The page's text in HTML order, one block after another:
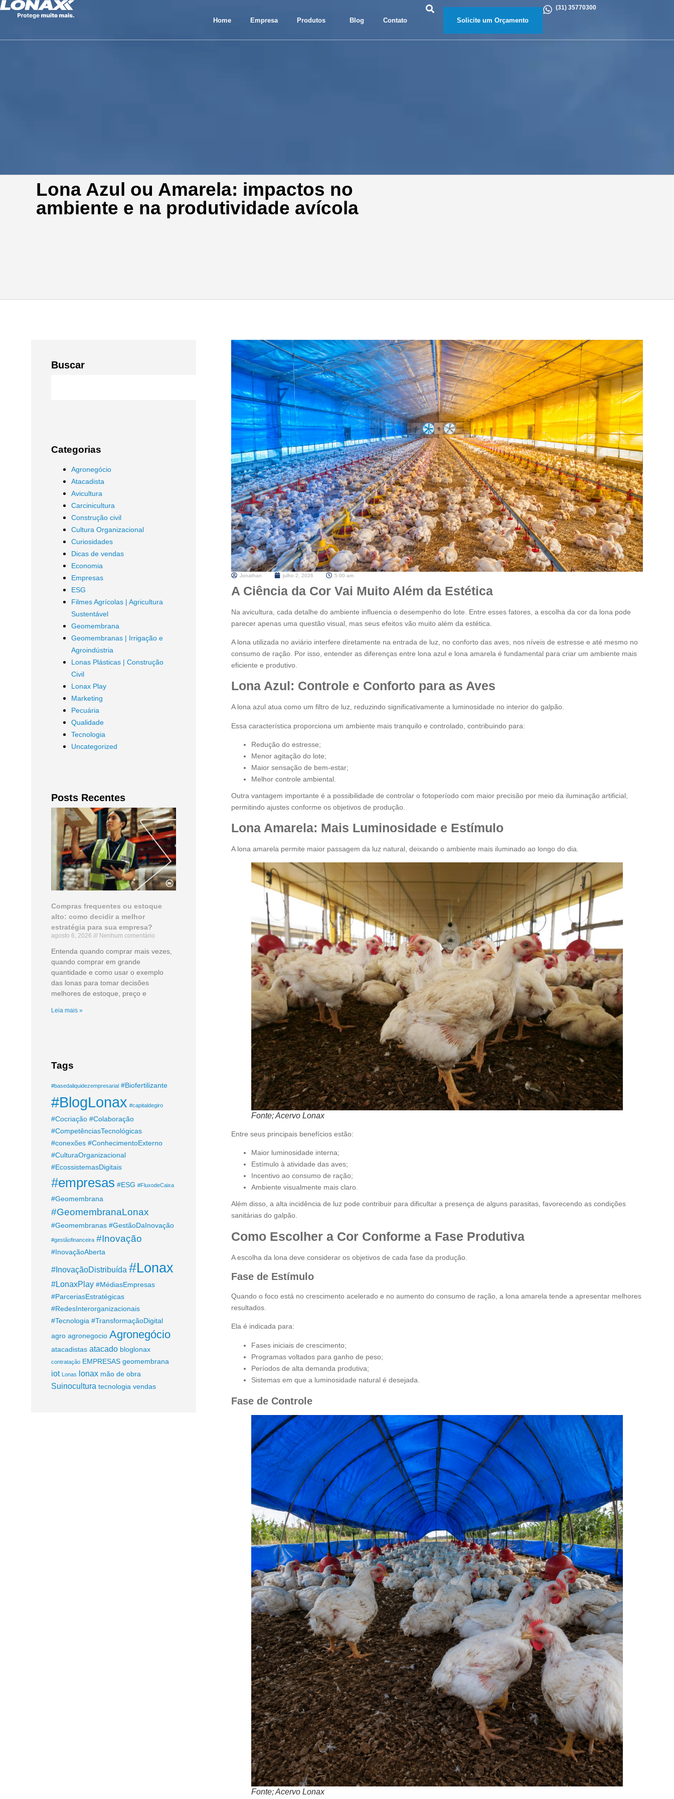
Home Empresa Produtos Blog Contato Solicite um Orçamento
(31) 35770300
Lona Azul ou Amarela: impactos no
ambiente e na produtividade avícola
Buscar
Categorias
Agronegócio
Atacadista
Avicultura
Carcinicultura
Construção civil
Cultura Organizacional
Curiosidades
Dicas de vendas
Economia
Empresas
ESG
Filmes Agrícolas | Agricultura
Sustentável
Geomembrana
Geomembranas | Irrigação e
Agroindústria
Lonas Plásticas | Construção
Civil
Lonax Play
Marketing
Pecuária
Qualidade
Tecnologia
Uncategorized
Posts Recentes
Compras frequentes ou estoque
alto: como decidir a melhor
estratégia para sua empresa?
agosto 6, 2026 Nenhum comentário
Entenda quando comprar mais vezes,
quando comprar em grande
quantidade e como usar o exemplo
das lonas para tomar decisões
melhores de estoque, preço e
Leia mais »
Tags
#basedaliquidezempresarial #Biofertilizante
#BlogLonax #capitaldegiro
#Cocriação #Colaboração
#CompetênciasTecnológicas
#conexões #ConhecimentoExterno
#CulturaOrganizacional
#EcossistemasDigitais
#empresas #ESG #FluxodeCaixa
#Geomembrana
#GeomembranaLonax
#Geomembranas #GestãoDaInovação
#gestãofinanceira #Inovação
#InovaçãoAberta
#InovaçãoDistribuída #Lonax
#LonaxPlay #MédiasEmpresas
#ParceriasEstratégicas
#RedesInterorganizacionais
#Tecnologia #TransformaçãoDigital
agro agronegocio Agronegócio
atacadistas atacado bloglonax
contratação EMPRESAS geomembrana
iot Lonas lonax mão de obra
Suinocultura tecnologia vendas
Jonathan julho 2, 2026 5:00 am
A Ciência da Cor Vai Muito Além da Estética
Na avicultura, cada detalhe do ambiente influencia o desempenho do lote. Entre esses fatores, a escolha da cor da lona pode
parecer apenas uma questão visual, mas seus efeitos vão muito além da estética.
A lona utilizada no aviário interfere diretamente na entrada de luz, no conforto das aves, nos níveis de estresse e até mesmo no
consumo de ração. Por isso, entender as diferenças entre lona azul e lona amarela é fundamental para criar um ambiente mais
eficiente e produtivo.
Lona Azul: Controle e Conforto para as Aves
A lona azul atua como um filtro de luz, reduzindo significativamente a luminosidade no interior do galpão.
Essa característica proporciona um ambiente mais tranquilo e controlado, contribuindo para:
Redução do estresse;
Menor agitação do lote;
Maior sensação de bem-estar;
Melhor controle ambiental.
Outra vantagem importante é a possibilidade de controlar o fotoperíodo com maior precisão por meio da iluminação artificial,
permitindo ajustes conforme os objetivos de produção.
Lona Amarela: Mais Luminosidade e Estímulo
A lona amarela permite maior passagem da luz natural, deixando o ambiente mais iluminado ao longo do dia.
Fonte; Acervo Lonax
Entre seus principais benefícios estão:
Maior luminosidade interna;
Estímulo à atividade das aves;
Incentivo ao consumo de ração;
Ambiente visualmente mais claro.
Além disso, a alta incidência de luz pode contribuir para dificultar a presença de alguns parasitas, favorecendo as condições
sanitárias do galpão.
Como Escolher a Cor Conforme a Fase Produtiva
A escolha da lona deve considerar os objetivos de cada fase da produção.
Fase de Estímulo
Quando o foco está no crescimento acelerado e no aumento do consumo de ração, a lona amarela tende a apresentar melhores
resultados.
Ela é indicada para:
Fases iniciais de crescimento;
Programas voltados para ganho de peso;
Períodos de alta demanda produtiva;
Sistemas em que a luminosidade natural é desejada.
Fase de Controle
Fonte; Acervo Lonax